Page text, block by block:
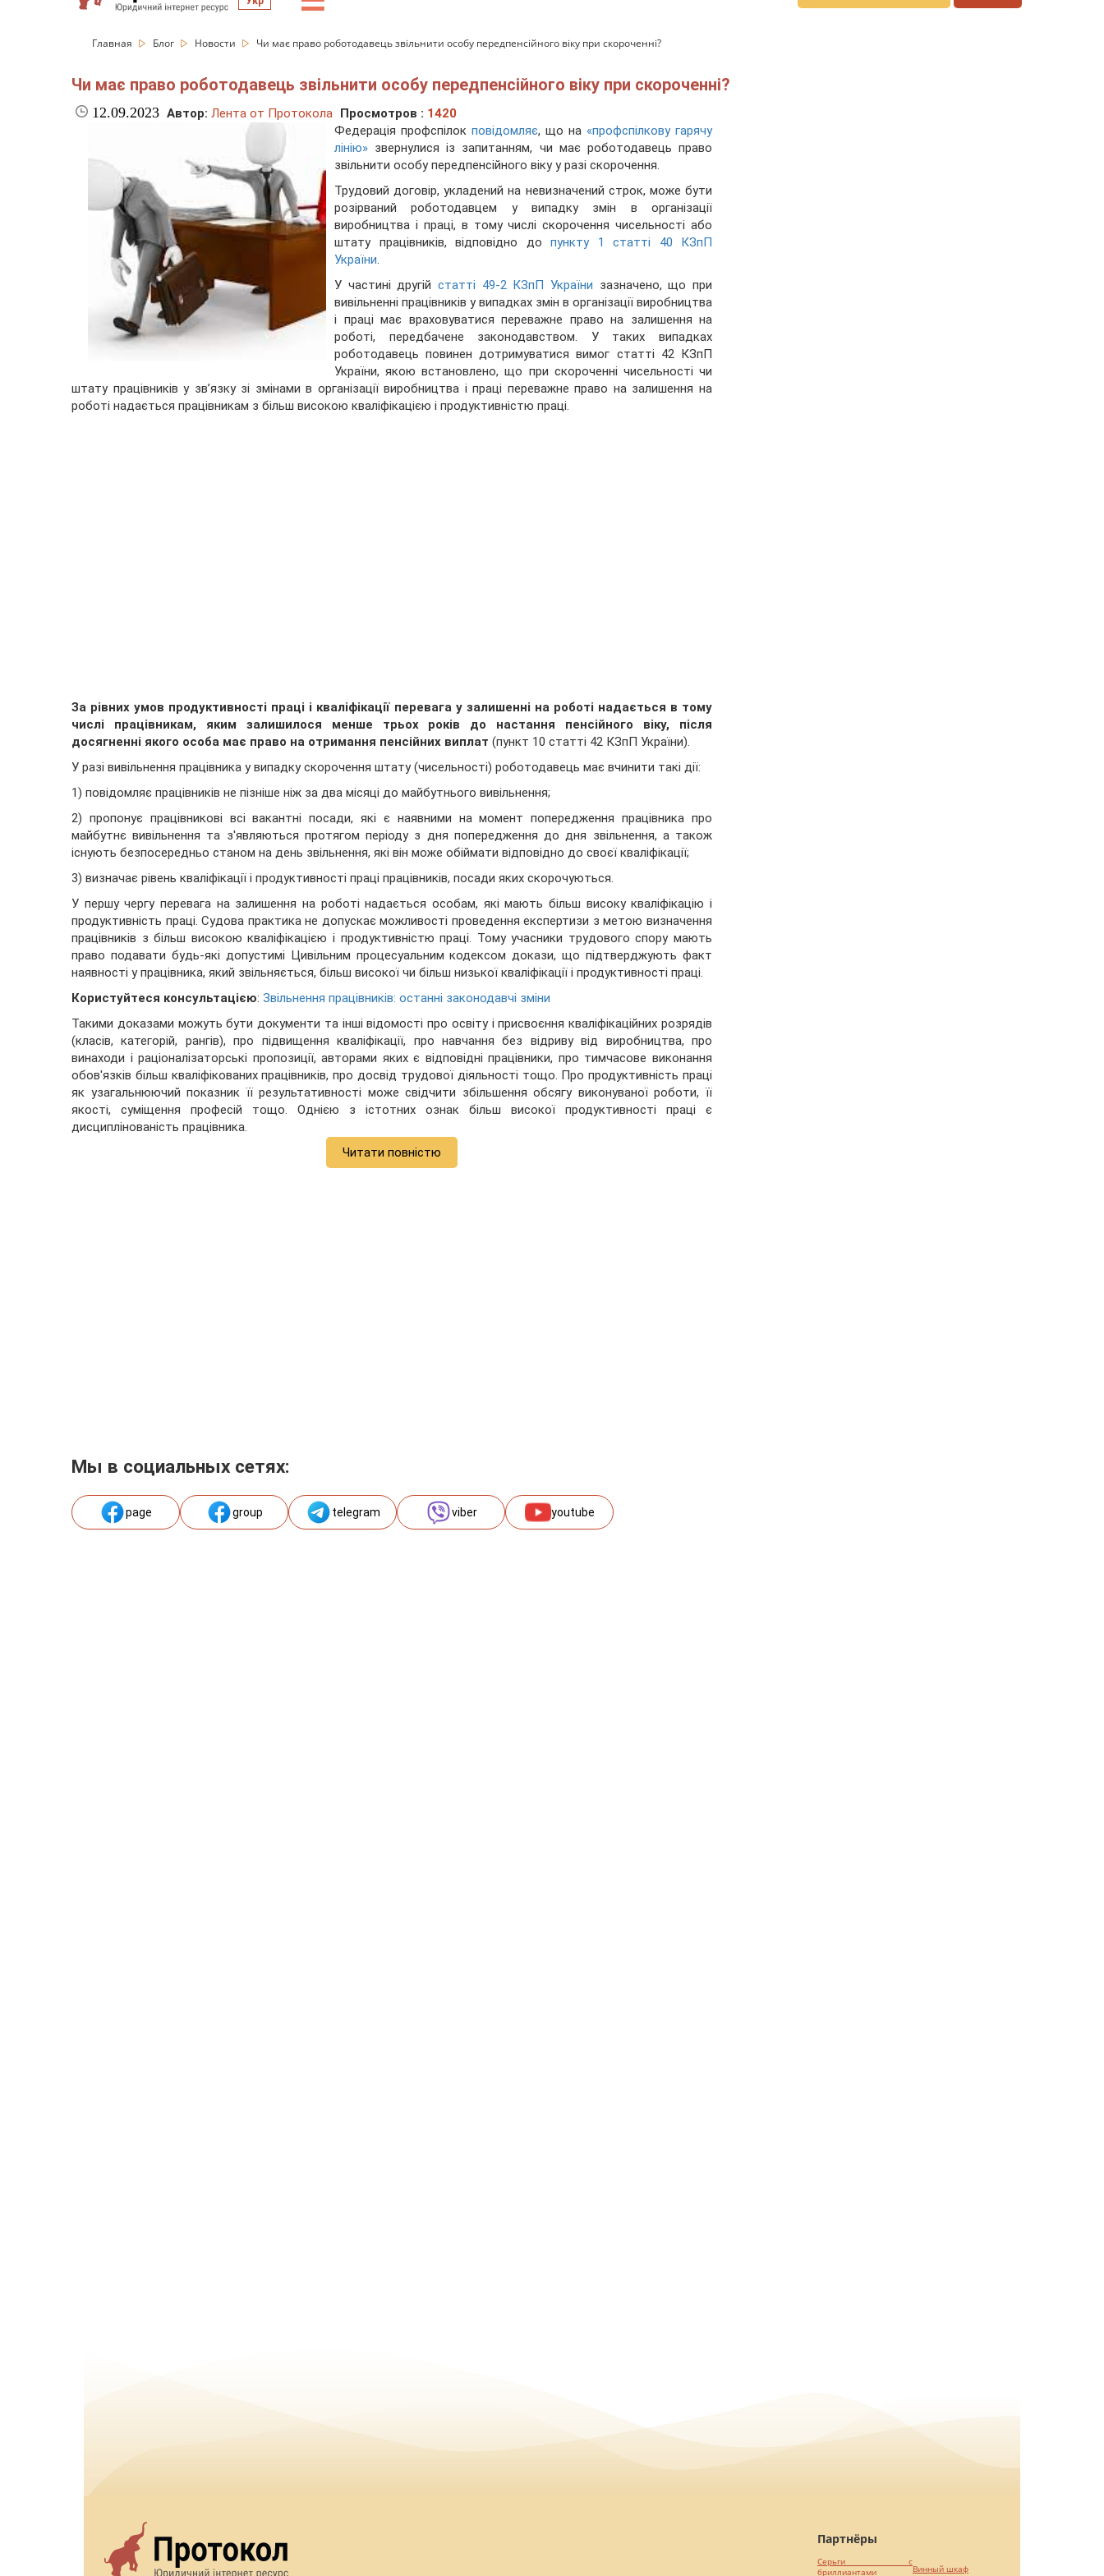
Главная Блог Новости Чи має право роботодавець звільнити особу передпенсійного віку при скороченні?
Чи має право роботодавець звільнити особу передпенсійного віку при скороченні?
12.09.2023 Автор: Лента от Протокола Просмотров : 1420
Федерація профспілок повідомляє, що на «профспілкову гарячу
лінію» звернулися із запитанням, чи має роботодавець право
звільнити особу передпенсійного віку у разі скорочення.
Трудовий договір, укладений на невизначений строк, може бути
розірваний роботодавцем у випадку змін в організації
виробництва і праці, в тому числі скорочення чисельності або
штату працівників, відповідно до пункту 1 статті 40 КЗпП
України.
У частині другій статті 49-2 КЗпП України зазначено, що при
вивільненні працівників у випадках змін в організації виробництва
і праці має враховуватися переважне право на залишення на
роботі, передбачене законодавством. У таких випадках
роботодавець повинен дотримуватися вимог статті 42 КЗпП
України, якою встановлено, що при скороченні чисельності чи
штату працівників у зв’язку зі змінами в організації виробництва і праці переважне право на залишення на
роботі надається працівникам з більш високою кваліфікацією і продуктивністю праці.
За рівних умов продуктивності праці і кваліфікації перевага у залишенні на роботі надається в тому
числі працівникам, яким залишилося менше трьох років до настання пенсійного віку, після
досягненні якого особа має право на отримання пенсійних виплат (пункт 10 статті 42 КЗпП України).
У разі вивільнення працівника у випадку скорочення штату (чисельності) роботодавець має вчинити такі дії:
1) повідомляє працівників не пізніше ніж за два місяці до майбутнього вивільнення;
2) пропонує працівникові всі вакантні посади, які є наявними на момент попередження працівника про
майбутнє вивільнення та з'являються протягом періоду з дня попередження до дня звільнення, а також
існують безпосередньо станом на день звільнення, які він може обіймати відповідно до своєї кваліфікації;
3) визначає рівень кваліфікації і продуктивності праці працівників, посади яких скорочуються.
У першу чергу перевага на залишення на роботі надається особам, які мають більш високу кваліфікацію і
продуктивність праці. Судова практика не допускає можливості проведення експертизи з метою визначення
працівників з більш високою кваліфікацією і продуктивністю праці. Тому учасники трудового спору мають
право подавати будь-які допустимі Цивільним процесуальним кодексом докази, що підтверджують факт
наявності у працівника, який звільняється, більш високої чи більш низької кваліфікації і продуктивності праці.
Користуйтеся консультацією: Звільнення працівників: останні законодавчі зміни
Такими доказами можуть бути документи та інші відомості про освіту і присвоєння кваліфікаційних розрядів
(класів, категорій, рангів), про підвищення кваліфікації, про навчання без відриву від виробництва, про
винаходи і раціоналізаторські пропозиції, авторами яких є відповідні працівники, про тимчасове виконання
обов'язків більш кваліфікованих працівників, про досвід трудової діяльності тощо. Про продуктивність праці
як узагальнюючий показник її результативності може свідчити збільшення обсягу виконуваної роботи, її
якості, суміщення професій тощо. Однією з істотних ознак більш високої продуктивності праці є
дисциплінованість працівника.
Читати повністю
Мы в социальных сетях:
page group telegram viber youtube
Партнёры
Серьги с
бриллиантами
Винный шкаф